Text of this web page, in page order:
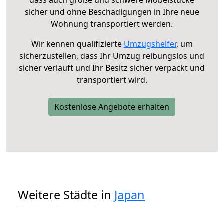
sicher und ohne Beschädigungen in Ihre neue
Wohnung transportiert werden.
Wir kennen qualifizierte Umzugshelfer, um
sicherzustellen, dass Ihr Umzug reibungslos und
sicher verläuft und Ihr Besitz sicher verpackt und
transportiert wird.
Kostenlose Angebote erhalten
Weitere Städte in Japan